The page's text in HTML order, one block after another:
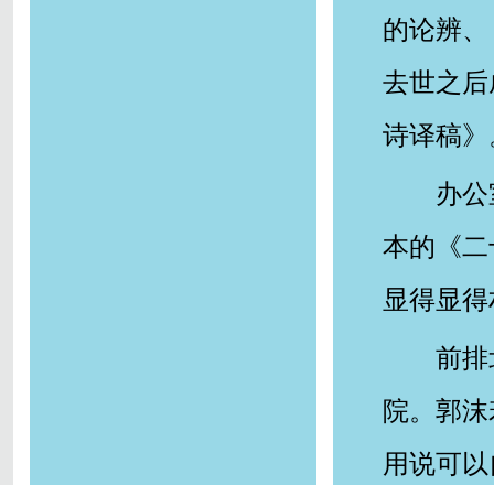
的论辨
去世之
诗译稿》
办
本的《
显得显
前
院。郭
用说可